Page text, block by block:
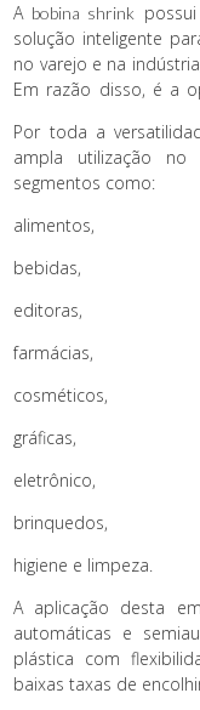
A bobina shrink
solução inteligente
no varejo e na
Em razão disso, é a
domésticos, entre
Por toda a
ampla utilização no
segmentos como:
alimentos,
bebidas,
editoras,
farmácias,
cosméticos,
gráficas,
eletrônico,
brinquedos,
higiene e limpeza.
A aplicação desta
automáticas e
plástica com
baixas taxas de